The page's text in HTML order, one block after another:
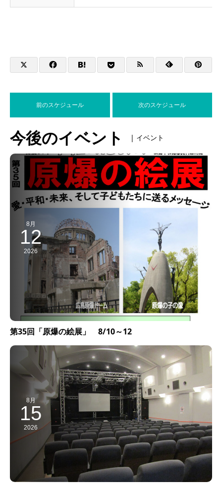
前のスケジュール 次のスケジュール
今後のイベント | イベント
8月
12
2026
第35回「原爆の絵展」 8/10～12
8月
15
2026